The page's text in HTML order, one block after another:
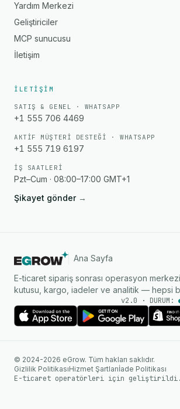
Yardım Merkezi
Geliştiriciler
MCP sunucusu
İletişim
İLETIŞIM
SATIŞ & GENEL · WHATSAPP
+1 555 706 4469
AKTIF MÜŞTERI DESTEĞI · WHATSAPP
+1 555 719 6197
İŞ SAATLERI
Pzt–Cum · 08:00–17:00 GMT+1
Şikayet gönder →
Ana Sayfa
E-ticaret sipariş sonrası operasyon
kutusu, kargo, iadeler ve analitik — hepsi
v2.0 · DURUM:
© 2024-2026 eGrow. Tüm hakları saklıdır.
Gizlilik PolitikasıHizmet Şartlarıİade Politikası
E-ticaret operatörleri için geliştirildi.
yanıtlar